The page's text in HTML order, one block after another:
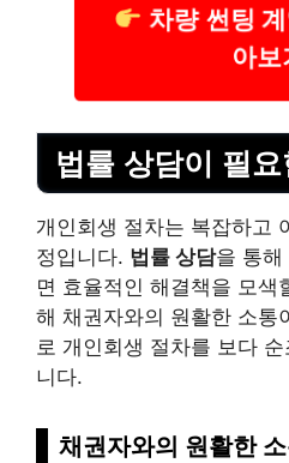
차량 썬팅
아보
법률 상담이 필
개인회생 절차는 복잡하고
정입니다. 법률 상담을 통해
면 효율적인 해결책을 모색
해 채권자와의 원활한 소통
로 개인회생 절차를 보다
니다.
채권자와의 원활한